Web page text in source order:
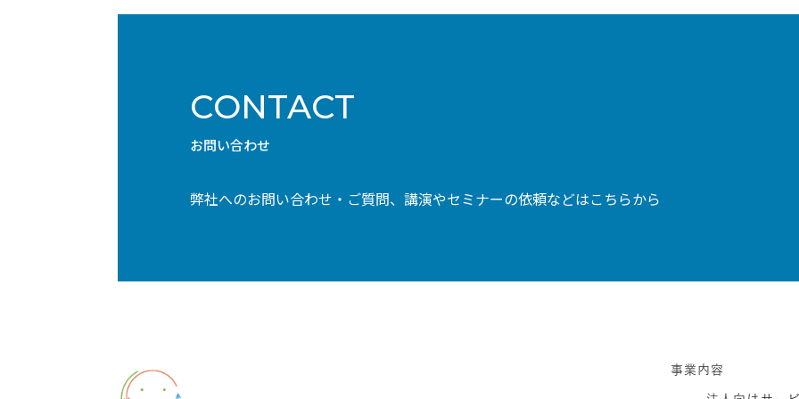
CONTACT
お問い合わせ
弊社へのお問い合わせ・ご質問、講演やセミナーの依頼などはこちらから
事業内容